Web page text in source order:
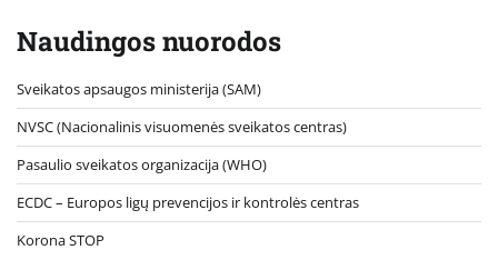
Naudingos nuorodos
Sveikatos apsaugos ministerija (SAM)
NVSC (Nacionalinis visuomenės sveikatos centras)
Pasaulio sveikatos organizacija (WHO)
ECDC – Europos ligų prevencijos ir kontrolės centras
Korona STOP